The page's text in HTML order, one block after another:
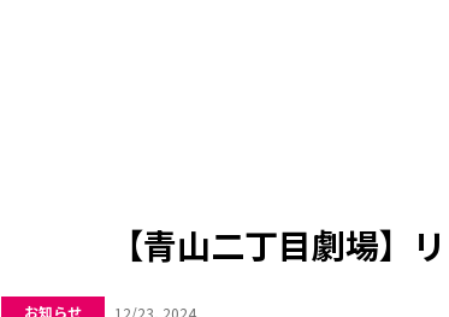
【青山二丁目劇場】
お知らせ 12/23, 2024